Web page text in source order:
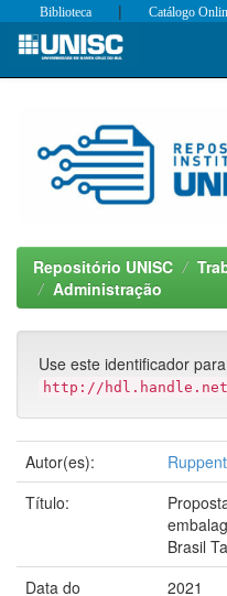
Skip
Biblioteca | Catálogo
Repositório UNISC
Administração
Use este identificador
http://hdl.handle.net/
Autor(es):
Título:
Brasil
Data do
2021